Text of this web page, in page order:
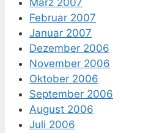
März 2007
Februar 2007
Januar 2007
Dezember 2006
November 2006
Oktober 2006
September 2006
August 2006
Juli 2006